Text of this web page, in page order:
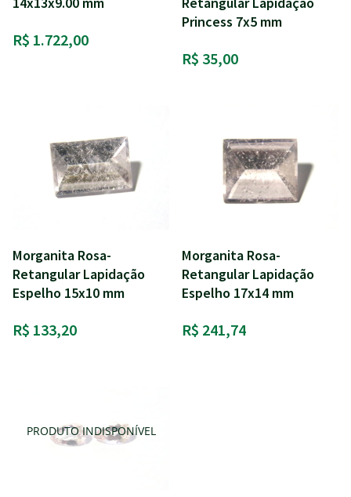
R$ 1.722,00
Princess 7x5 mm
R$ 35,00
Morganita Rosa-
Retangular Lapidação
Espelho 15x10 mm
R$ 133,20
Morganita Rosa-
Retangular Lapidação
Espelho 17x14 mm
R$ 241,74